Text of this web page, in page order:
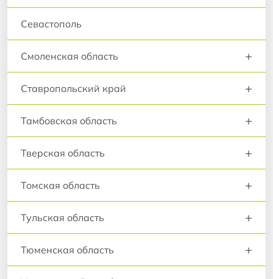
Севастополь
Смоленская область +
Ставропольский край +
Тамбовская область +
Тверская область +
Томская область +
Тульская область +
Тюменская область +